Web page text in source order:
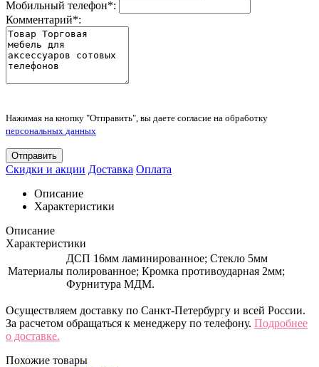
Мобильный телефон*:
Комментарий*:
Нажимая на кнопку "Отправить", вы даете согласие на обработку
персональных данных
Отправить
Скидки и акции Доставка Оплата
Описание
Характеристики
Описание
Характеристики
Материалы
ДСП 16мм ламинированное; Стекло 5мм
полированное; Кромка противоударная 2мм;
Фурнитура МДМ.
Осуществляем доставку по Санкт-Петербургу и всей России.
За расчетом обращаться к менеджеру по телефону. Подробнее
о доставке.
Похожие товары